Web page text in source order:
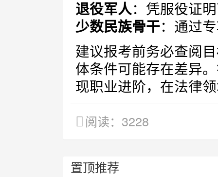
退役军人：凭服役证
少数民族骨干：通过
建议报考前务必查阅
体条件可能存在差异
现职业进阶，在法律
阅读：3228
置顶推荐